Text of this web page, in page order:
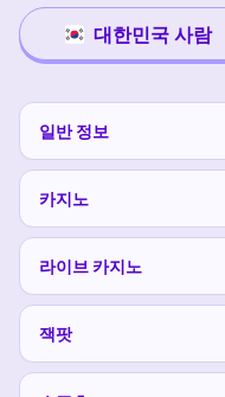
대한민국 사람
일반 정보
카지노
라이브 카지노
잭팟